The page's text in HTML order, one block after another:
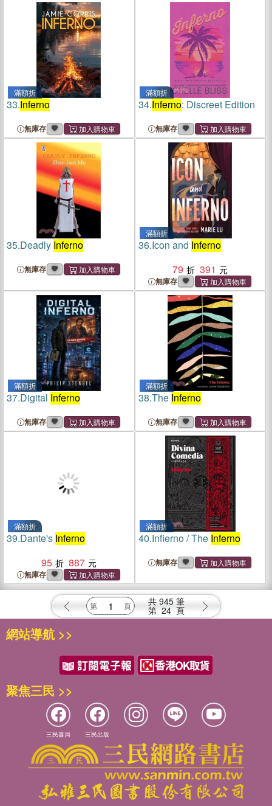
滿額折
33.Inferno
無庫存
滿額折
34.Inferno: Discreet Edition
無庫存
35.Deadly Inferno
無庫存
滿額折
36.Icon and Inferno
79
391
無庫存
滿額折
37.Digital Inferno
無庫存
滿額折
38.The Inferno
無庫存
滿額折
39.Dante's Inferno
95
887
無庫存
滿額折
40.Infierno / The Inferno
無庫存
共 945 筆
第 24 頁
網站導航 >>
聚焦三民 >>
三民書局 三民出版